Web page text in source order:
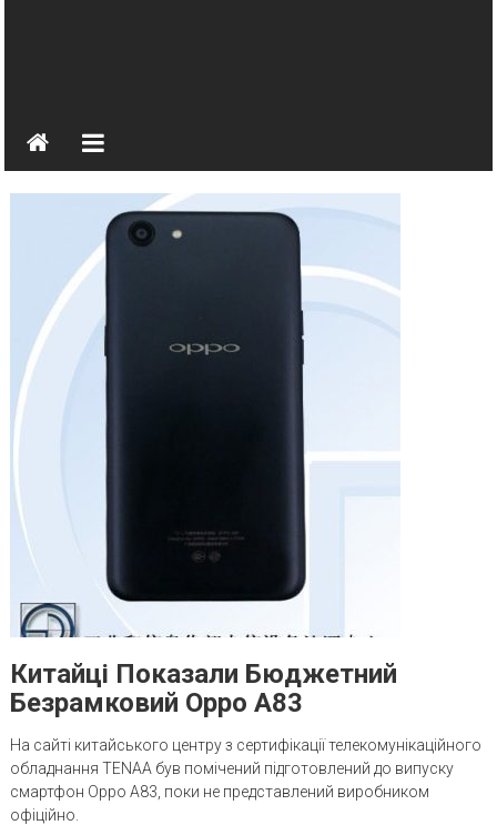
Китайці Показали Бюджетний
Безрамковий Oppo A83
На сайті китайського центру з сертифікації телекомунікаційного
обладнання TENAA був помічений підготовлений до випуску
смартфон Oppo A83, поки не представлений виробником
офіційно.